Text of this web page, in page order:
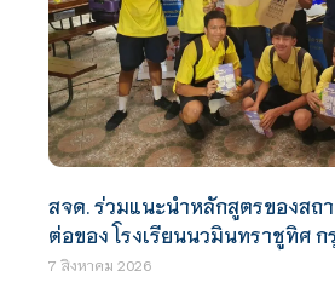
สจด. ร่วมแนะนำหลักสูตรของสถ
ต่อของ โรงเรียนนวมินทราชูทิศ
7 สิงหาคม 2026